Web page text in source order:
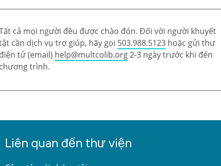
cả mọi người đều được chào đón. Đối với người khuyết
cần dịch vụ trợ giúp, hãy gọi 503.988.5123 hoặc gửi thư
tử (email) help@multcolib.org2-3 ngày trước khi đến
trình.
Liên quan đến thư viện